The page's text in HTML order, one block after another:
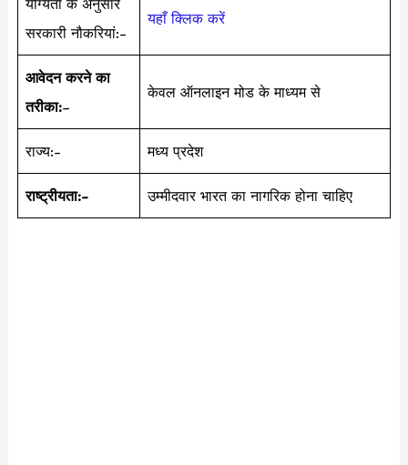
सरकारी नौकरियां:-
यहाँ क्लिक करें
आवेदन करने का
तरीका:–
केवल ऑनलाइन मोड के माध्यम से
राज्य:- मध्य प्रदेश
राष्ट्रीयता:- उम्मीदवार भारत का नागरिक होना चाहिए